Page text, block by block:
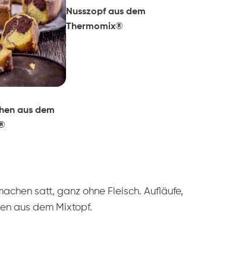
aus dem
Nusszopf aus dem
Thermomix®
satt, ganz ohne Fleisch. Aufläufe,
aus dem Mixtopf.